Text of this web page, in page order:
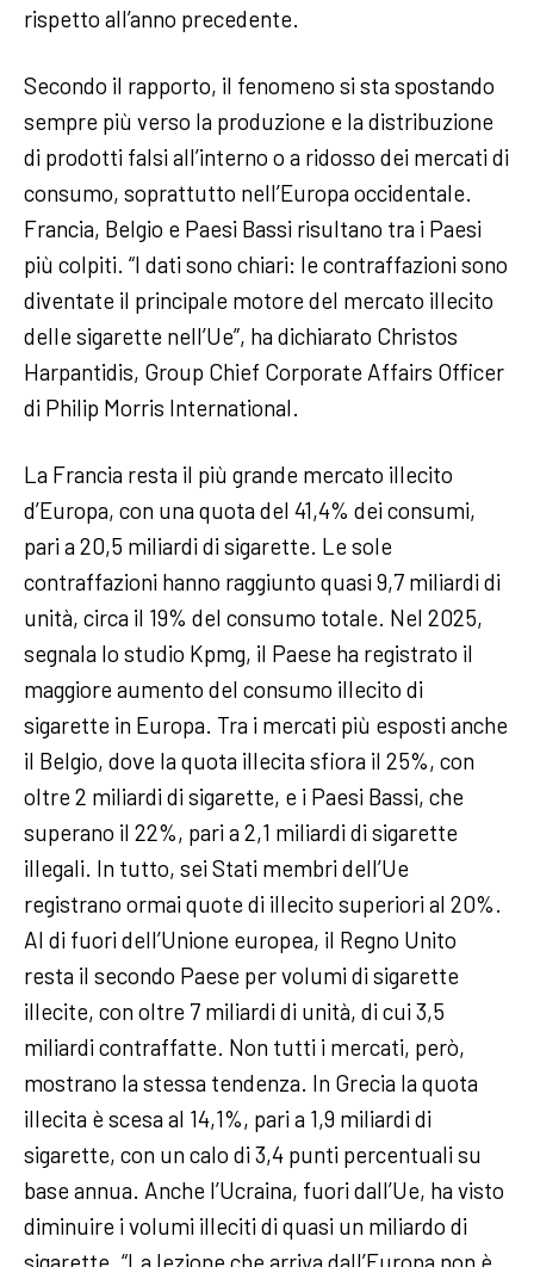
rispetto all’anno precedente.
Secondo il rapporto, il fenomeno si sta spostando
sempre più verso la produzione e la distribuzione
di prodotti falsi all’interno o a ridosso dei mercati di
consumo, soprattutto nell’Europa occidentale.
Francia, Belgio e Paesi Bassi risultano tra i Paesi
più colpiti. “I dati sono chiari: le contraffazioni sono
diventate il principale motore del mercato illecito
delle sigarette nell’Ue”, ha dichiarato Christos
Harpantidis, Group Chief Corporate Affairs Officer
di Philip Morris International.
La Francia resta il più grande mercato illecito
d’Europa, con una quota del 41,4% dei consumi,
pari a 20,5 miliardi di sigarette. Le sole
contraffazioni hanno raggiunto quasi 9,7 miliardi di
unità, circa il 19% del consumo totale. Nel 2025,
segnala lo studio Kpmg, il Paese ha registrato il
maggiore aumento del consumo illecito di
sigarette in Europa. Tra i mercati più esposti anche
il Belgio, dove la quota illecita sfiora il 25%, con
oltre 2 miliardi di sigarette, e i Paesi Bassi, che
superano il 22%, pari a 2,1 miliardi di sigarette
illegali. In tutto, sei Stati membri dell’Ue
registrano ormai quote di illecito superiori al 20%.
Al di fuori dell’Unione europea, il Regno Unito
resta il secondo Paese per volumi di sigarette
illecite, con oltre 7 miliardi di unità, di cui 3,5
miliardi contraffatte. Non tutti i mercati, però,
mostrano la stessa tendenza. In Grecia la quota
illecita è scesa al 14,1%, pari a 1,9 miliardi di
sigarette, con un calo di 3,4 punti percentuali su
base annua. Anche l’Ucraina, fuori dall’Ue, ha visto
diminuire i volumi illeciti di quasi un miliardo di
sigarette. “La lezione che arriva dall’Europa non è